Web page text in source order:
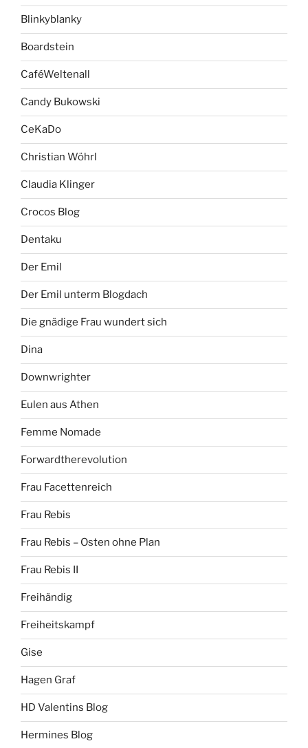
Blinkyblanky
Boardstein
CaféWeltenall
Candy Bukowski
CeKaDo
Christian Wöhrl
Claudia Klinger
Crocos Blog
Dentaku
Der Emil
Der Emil unterm Blogdach
Die gnädige Frau wundert sich
Dina
Downwrighter
Eulen aus Athen
Femme Nomade
Forwardtherevolution
Frau Facettenreich
Frau Rebis
Frau Rebis – Osten ohne Plan
Frau Rebis II
Freihändig
Freiheitskampf
Gise
Hagen Graf
HD Valentins Blog
Hermines Blog